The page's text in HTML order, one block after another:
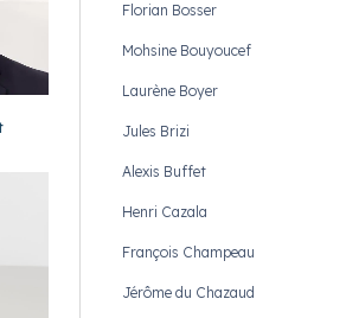
Florian Bosser
Mohsine Bouyoucef
Laurène Boyer
Jules Brizi
Alexis Buffet
Henri Cazala
François Champeau
Jérôme du Chazaud